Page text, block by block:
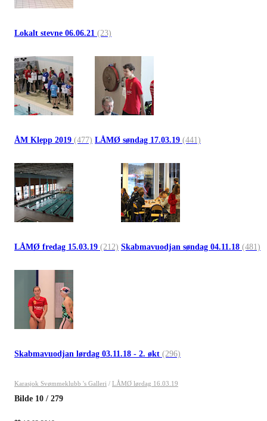
Lokalt stevne 06.06.21 (23)
ÅM Klepp 2019 (477) LÅMØ søndag 17.03.19 (441)
LÅMØ fredag 15.03.19 (212) Skabmavuodjan søndag 04.11.18 (481)
Skabmavuodjan lørdag 03.11.18 - 2. økt (296)
Karasjok Svømmeklubb 's Galleri / LÅMØ lørdag 16.03.19
Bilde 10 / 279